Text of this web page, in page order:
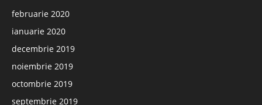
februarie 2020
ianuarie 2020
decembrie 2019
noiembrie 2019
octombrie 2019
septembrie 2019